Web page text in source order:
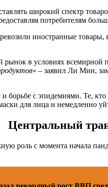
широкий спектр
потребителям
иностранные
в условиях всемирной
» – заявил Ли Мин,
с эпидемиями. Те,
для лица и немедленно
Центральный
роль с момента начала